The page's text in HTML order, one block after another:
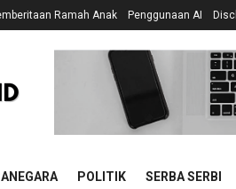
Ramah Anak Penggunaan AI
POLITIK SERBA SERBI